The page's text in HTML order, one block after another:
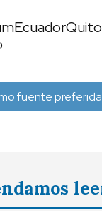
EcuadorQuito
fuente